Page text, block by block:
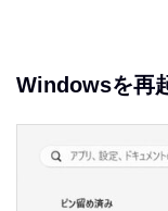
Windowsを再